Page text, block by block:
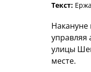
Текст:
Накануне
управляя
улицы
месте.